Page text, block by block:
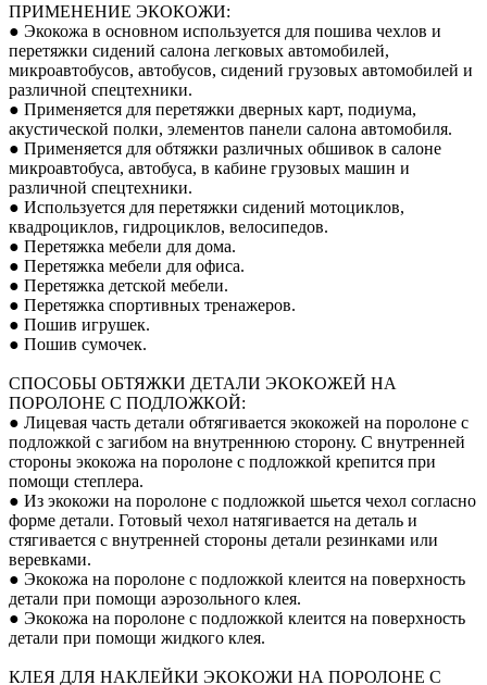
ПРИМЕНЕНИЕ ЭКОКОЖИ:
● Экокожа в основном используется для пошива чехлов и
перетяжки сидений салона легковых автомобилей,
микроавтобусов, автобусов, сидений грузовых автомобилей и
различной спецтехники.
● Применяется для перетяжки дверных карт, подиума,
акустической полки, элементов панели салона автомобиля.
● Применяется для обтяжки различных обшивок в салоне
микроавтобуса, автобуса, в кабине грузовых машин и
различной спецтехники.
● Используется для перетяжки сидений мотоциклов,
квадроциклов, гидроциклов, велосипедов.
● Перетяжка мебели для дома.
● Перетяжка мебели для офиса.
● Перетяжка детской мебели.
● Перетяжка спортивных тренажеров.
● Пошив игрушек.
● Пошив сумочек.
СПОСОБЫ ОБТЯЖКИ ДЕТАЛИ ЭКОКОЖЕЙ НА
ПОРОЛОНЕ С ПОДЛОЖКОЙ:
● Лицевая часть детали обтягивается экокожей на поролоне с
подложкой с загибом на внутреннюю сторону. С внутренней
стороны экокожа на поролоне с подложкой крепится при
помощи степлера.
● Из экокожи на поролоне с подложкой шьется чехол согласно
форме детали. Готовый чехол натягивается на деталь и
стягивается с внутренней стороны детали резинками или
веревками.
● Экокожа на поролоне с подложкой клеится на поверхность
детали при помощи аэрозольного клея.
● Экокожа на поролоне с подложкой клеится на поверхность
детали при помощи жидкого клея.
КЛЕЯ ДЛЯ НАКЛЕЙКИ ЭКОКОЖИ НА ПОРОЛОНЕ С